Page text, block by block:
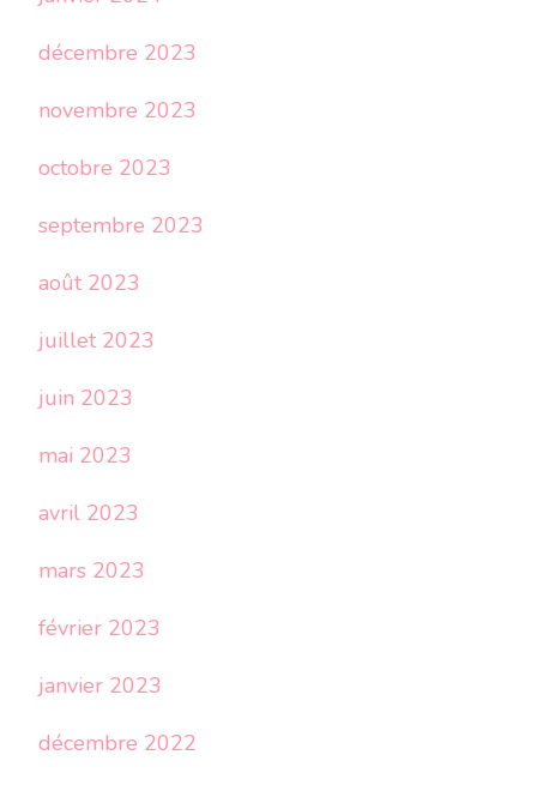
décembre 2023
novembre 2023
octobre 2023
septembre 2023
août 2023
juillet 2023
juin 2023
mai 2023
avril 2023
mars 2023
février 2023
janvier 2023
décembre 2022